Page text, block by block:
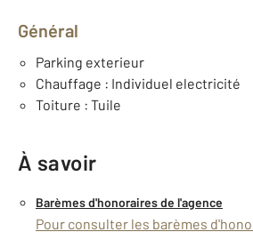
Général
Parking exterieur
Chauffage : Individuel electricité
Toiture : Tuile
À savoir
Barèmes d'honoraires de l'agence
Pour consulter les barèmes